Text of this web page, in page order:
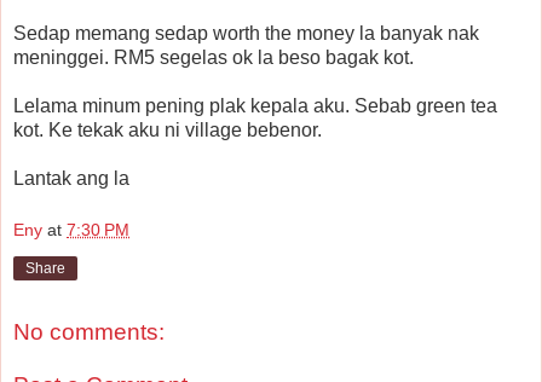
Sedap memang sedap worth the money la banyak nak
meninggei. RM5 segelas ok la beso bagak kot.
Lelama minum pening plak kepala aku. Sebab green tea
kot. Ke tekak aku ni village bebenor.
Lantak ang la
Eny at 7:30 PM
Share
No comments: